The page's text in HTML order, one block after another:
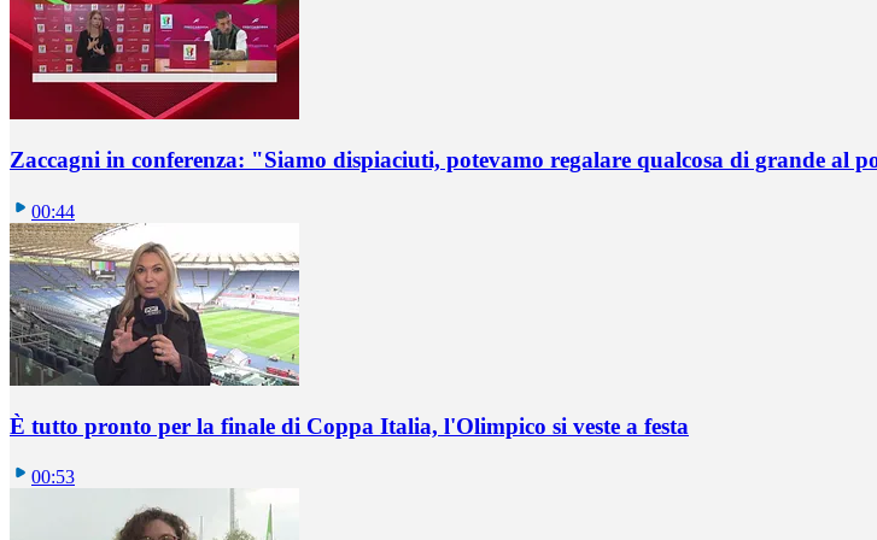
Zaccagni in conferenza: "Siamo dispiaciuti, potevamo regalare qualcosa di grande al
00:44
È tutto pronto per la finale di Coppa Italia, l'Olimpico si veste a festa
00:53